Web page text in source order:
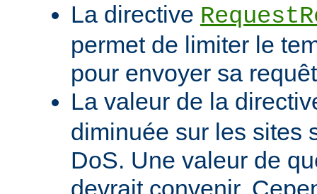
La directive
permet de limiter le
pour envoyer sa
La valeur de la
diminuée sur les sites
DoS. Une valeur de
devrait convenir.